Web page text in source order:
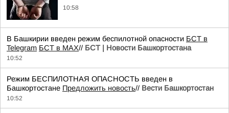
10:58
В Башкирии введен режим беспилотной опасности БСТ в
Telegram БСТ в МАХ// БСТ | Новости Башкортостана
10:52
Режим БЕСПИЛОТНАЯ ОПАСНОСТЬ введен в
Башкортостане Предложить новость// Вести Башкортостан
10:52